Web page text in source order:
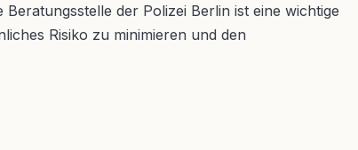
der Polizei Berlin ist eine wichtige
Risiko zu minimieren und den